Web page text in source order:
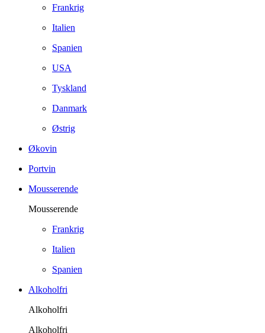
Frankrig
Italien
Spanien
USA
Tyskland
Danmark
Østrig
Økovin
Portvin
Mousserende
Mousserende
Frankrig
Italien
Spanien
Alkoholfri
Alkoholfri
Alkoholfri